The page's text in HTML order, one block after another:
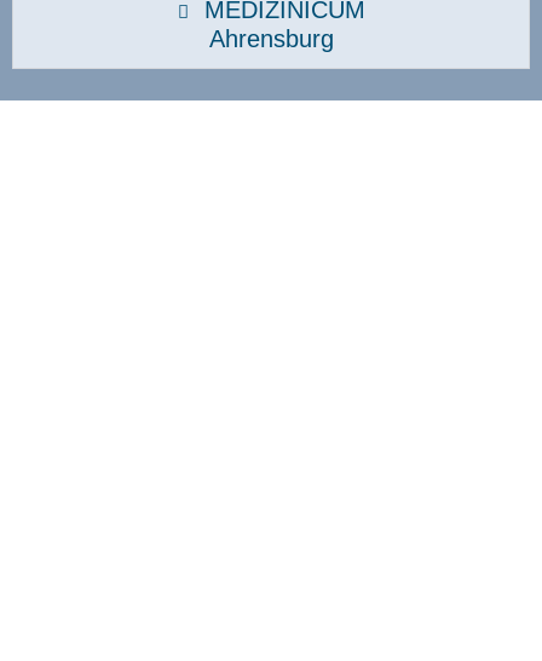
MEDIZINICUM
Ahrensburg